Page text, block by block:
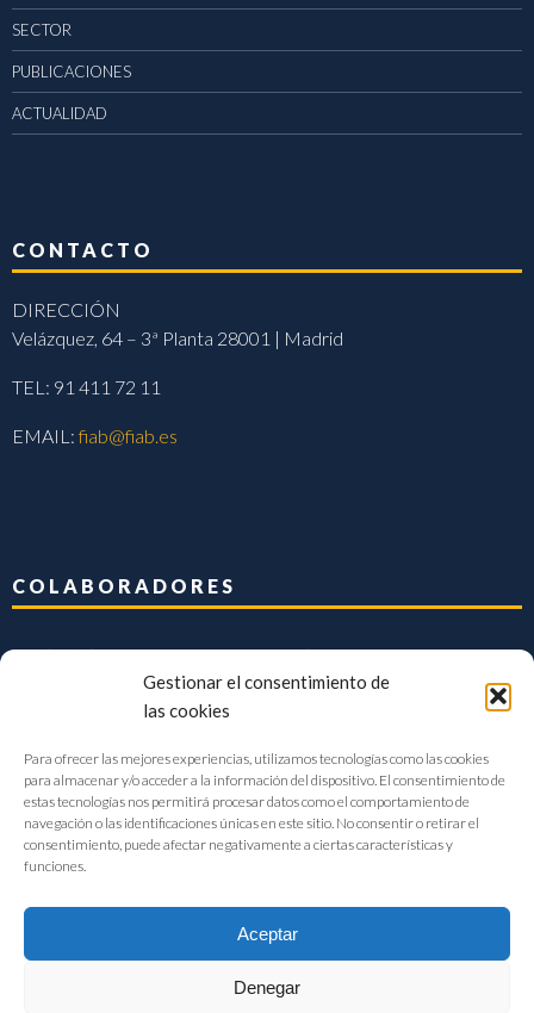
Gestionar el consentimiento de
las cookies
Para ofrecer las mejores experiencias, utilizamos tecnologías como las cookies
para almacenar y/o acceder a la información del dispositivo. El consentimiento de
estas tecnologías nos permitirá procesar datos como el comportamiento de
navegación o las identificaciones únicas en este sitio. No consentir o retirar el
consentimiento, puede afectar negativamente a ciertas características y
funciones.
Aceptar
Denegar
SECTOR
PUBLICACIONES
ACTUALIDAD
CONTACTO
DIRECCIÓN
Velázquez, 64 – 3ª Planta 28001 | Madrid
TEL: 91 411 72 11
EMAIL:fiab@fiab.es
COLABORADORES